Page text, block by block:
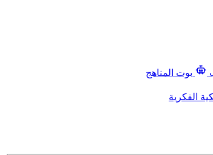
بوت المناهج
الفكرية